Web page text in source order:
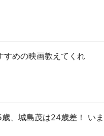
すめの映画教えてくれ
歳、城島茂は24歳差！ い